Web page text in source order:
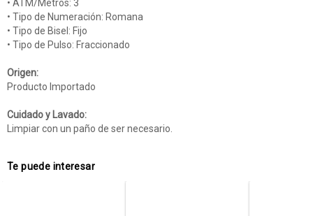
• ATM/Metros: 3
• Tipo de Numeración: Romana
• Tipo de Bisel: Fijo
• Tipo de Pulso: Fraccionado
Origen:
Producto Importado
Cuidado y Lavado:
Limpiar con un paño de ser necesario.
Te puede interesar